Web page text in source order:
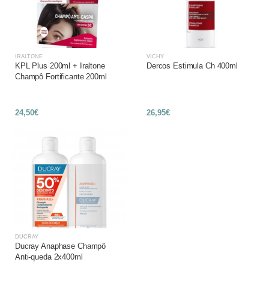
IRALTONE
KPL Plus 200ml + Iraltone
Champô Fortificante 200ml
24,50€
VICHY
Dercos Estimula Ch 400ml
26,95€
DUCRAY
Ducray Anaphase Champô
Anti-queda 2x400ml